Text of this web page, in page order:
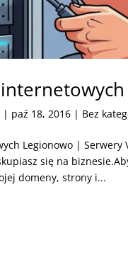
| paź 18, 2016 | Bez
Legionowo |
się na
domeny, strony i...